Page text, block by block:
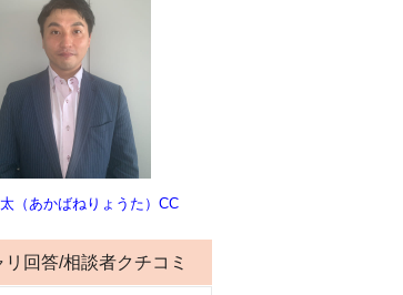
（あかばねりょうた）CC
回答/相談者クチコミ